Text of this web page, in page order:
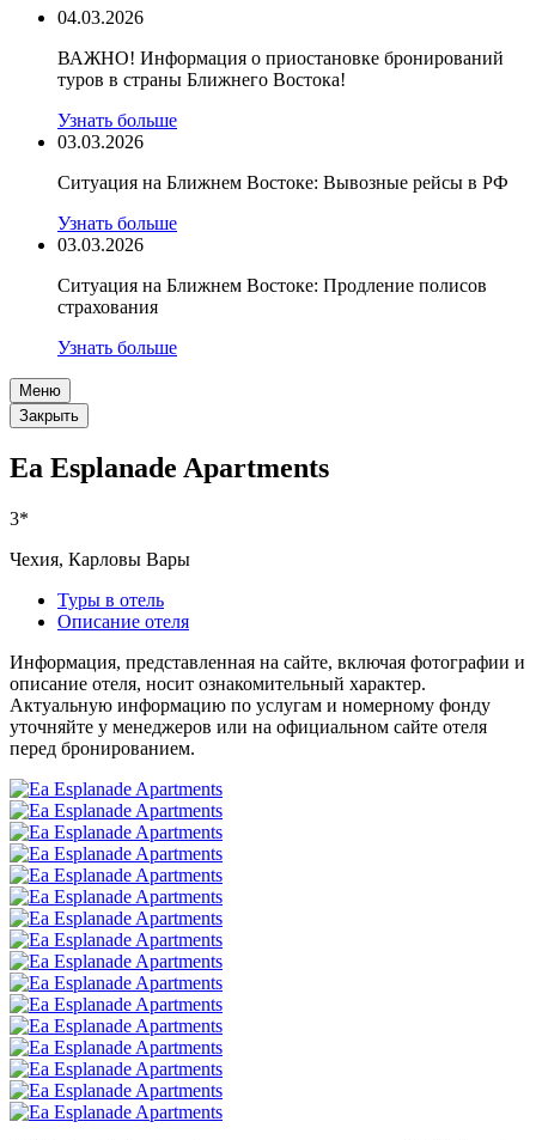
04.03.2026
ВАЖНО! Информация о приостановке бронирований
туров в страны Ближнего Востока!
Узнать больше
03.03.2026
Ситуация на Ближнем Востоке: Вывозные рейсы в РФ
Узнать больше
03.03.2026
Ситуация на Ближнем Востоке: Продление полисов
страхования
Узнать больше
Меню
Закрыть
Ea Esplanade Apartments
3*
Чехия, Карловы Вары
Туры в отель
Описание отеля
Информация, представленная на сайте, включая фотографии и
описание отеля, носит ознакомительный характер.
Актуальную информацию по услугам и номерному фонду
уточняйте у менеджеров или на официальном сайте отеля
перед бронированием.